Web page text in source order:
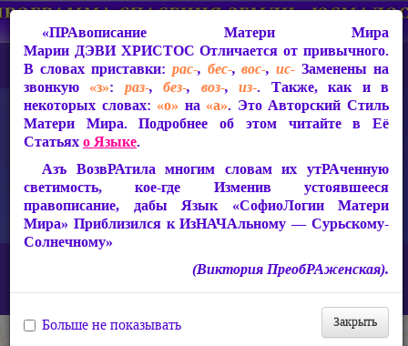
СакРАльная Поэзия Матери Мира
Песнь РАсии Славной
БАГАИзлияние (Изонхайя)
«ПРАвописание Матери Мира
Марии ДЭВИ ХРИСТОС Отличается от привычного.
В словах приставки: рас-, бес-,вос-,ис- Заменены на
звонкую «з»: раз-,без-, воз-,из-. Также, как и в
некоторых словах: «о» на «а». Это Авторский Стиль
Матери Мира. Подробнее об этом читайте в Её
Статьяхо Языке.
Азъ ВозвРАтила многим словам их утРАченную
светимость, кое-где Изменив устоявшееся
правописание, дабы Язык «СофиоЛогии Матери
Мира» Приблизился к ИзНАЧАльному — Сурьскому-
Солнечному»
(Виктория ПреобРАженская).
Закрыть
Больше не показывать